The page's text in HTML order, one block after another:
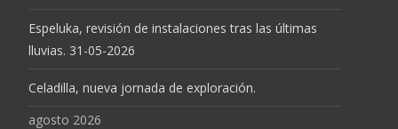
Espeluka, revisión de instalaciones tras las últimas
lluvias. 31-05-2026
Celadilla, nueva jornada de exploración.
agosto 2026